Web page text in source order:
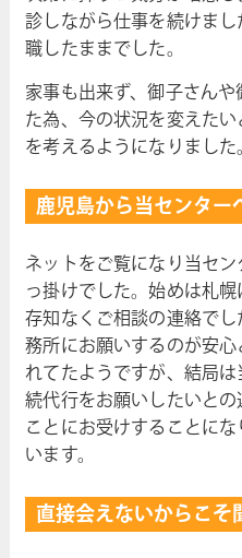
診しながら仕事を続けま
職したままでした。
家事も出来ず、御子さん
た為、今の状況を変えた
を考えるようになりました。
鹿児島から当センター
ネットをご覧になり当セ
っ掛けでした。始めは札
存知なくご相談の連絡で
務所にお願いするのが安
れてたようですが、結局
続代行をお願いしたいと
ことにお受けすることに
います。
直接会えないからこそ